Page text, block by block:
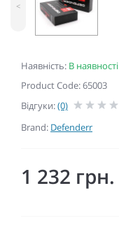
Наявність: В наявності
Product Code: 65003
Відгуки:(0)
Brand: Defenderr
<
1 232 грн.